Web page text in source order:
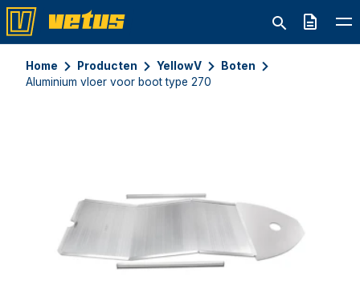
Offerte
Home Producten YellowV
Boten
Aluminium vloer voor boot type 270